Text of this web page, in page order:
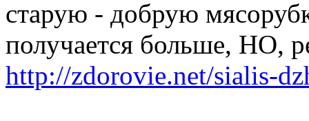
старую - добрую
получается больше, НО,
http://zdorovie.net/sialis-